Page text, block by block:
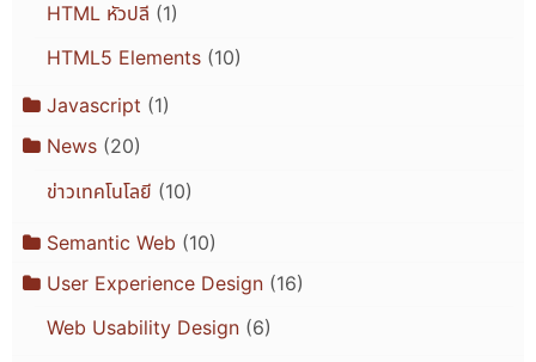
HTML หัวปลี (1)
HTML5 Elements(10)
Javascript (1)
News(20)
ข่าวเทคโนโลยี (10)
Semantic Web (10)
User Experience Design(16)
Web Usability Design(6)